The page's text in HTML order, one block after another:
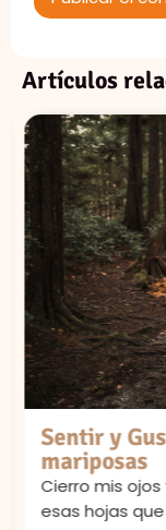
Artículos
Sentir y
mariposas
Cierro mis
esas hojas